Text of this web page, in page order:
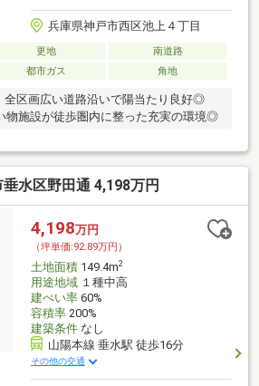
兵庫県神戸市西区池上４丁目
更地
南道路
都市ガス 角地
区画広い道路沿いで陽当たり良好◎
施設が徒歩圏内に整った充実の環境◎
水区野田通 4,198万円
4,198万円
（坪単価:92.89万円）
土地面積149.4m2
用途地域１種中高
建ぺい率60%
容積率200%
建築条件なし
山陽本線 垂水駅 徒歩16分
その他の交通